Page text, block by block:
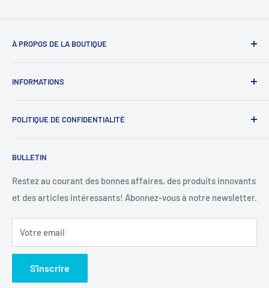
À PROPOS DE LA BOUTIQUE
09 : 00h - 18 : 00h.Sans interruption.
INFORMATIONS
Rejoignez-nous
SAV WhatsApp : 07 68 88 02 12
Conditions d'utilisation
Politique de remboursement
POLITIQUE DE CONFIDENTIALITÉ
BULLETIN
Restez au courant des bonnes affaires, des produits innovants
et des articles intéressants! Abonnez-vous à notre newsletter.
Votre email
S'inscrire